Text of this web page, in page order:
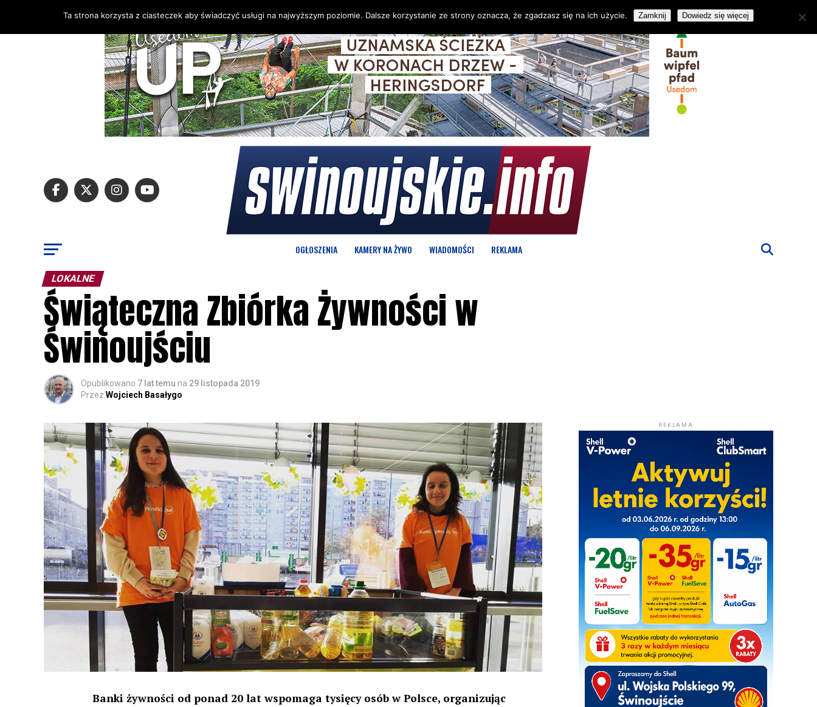
OGŁOSZENIA KAMERY NA ŻYWO WIADOMOŚCI REKLAMA
LOKALNE
Świąteczna Zbiórka Żywności w
Świnoujściu
Opublikowano 7 lat temu na 29 listopada 2019
Przez Wojciech Basałygo
Banki żywności od ponad 20 lat wspomaga tysięcy osób w Polsce, organizując
REKLAMA
Ta strona korzysta z ciasteczek aby świadczyć usługi na najwyższym poziomie. Dalsze korzystanie ze strony oznacza, że zgadzasz się na ich użycie. Zamknij Dowiedz się więcej